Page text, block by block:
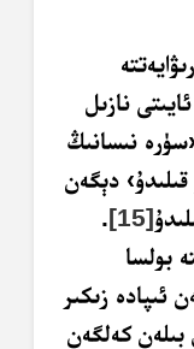
نازىل
نىسانىڭ
قىلىدۇ› دېگەن
[15]
.
بولسا
ئىپادە زىكىر
بىلەن كەلگەن